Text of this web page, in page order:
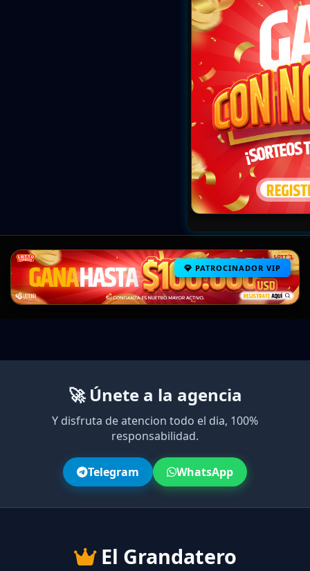
PATROCINADOR VIP
🚀 Únete a la agencia
Y disfruta de atencion todo el dia, 100%
responsabilidad.
Telegram WhatsApp
El Grandatero